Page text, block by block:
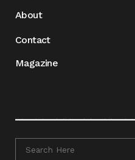
About
Contact
Magazine